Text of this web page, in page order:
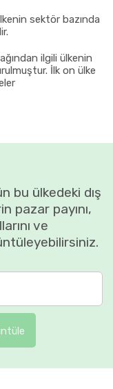
sektör bazında
ilgili ülkenin
İlk on ülke
bu ülkedeki dış
pazar payını,
ve